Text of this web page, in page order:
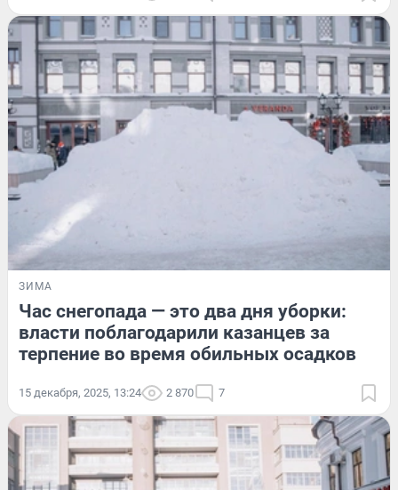
ЗИМА
Час снегопада — это два дня уборки:
власти поблагодарили казанцев за
терпение во время обильных осадков
15 декабря, 2025, 13:24 2 870 7